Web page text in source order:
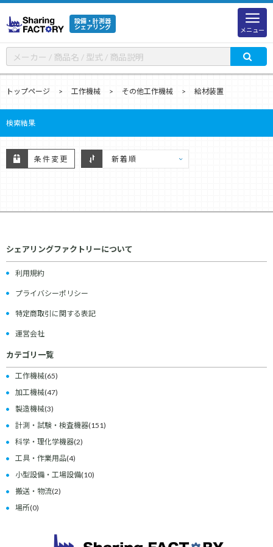
設備・計測器
シェアリング
メニュー
トップページ 工作機械 その他工作機械 給材装置
検索結果
条件変更
シェアリングファクトリーについて
利用規約
プライバシーポリシー
特定商取引に関する表記
運営会社
カテゴリ一覧
工作機械(65)
加工機械(47)
製造機械(3)
計測・試験・検査機器(151)
科学・理化学機器(2)
工具・作業用品(4)
小型設備・工場設備(10)
搬送・物流(2)
場所(0)